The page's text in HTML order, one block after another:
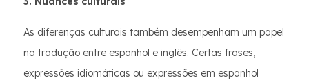
As diferenças culturais também desempenham um papel
na tradução entre espanhol e inglês. Certas frases,
expressões idiomáticas ou expressões em espanhol